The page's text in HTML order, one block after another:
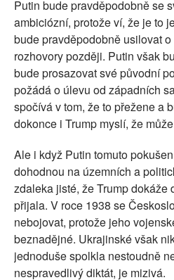
Putin bude pravděpodobně se
ambiciózní, protože ví, že je to
bude pravděpodobně usilovat
rozhovory později. Putin však
bude prosazovat své původní
požádá o úlevu od západních
spočívá v tom, že to přežene a
dokonce i Trump myslí, že
Ale i když Putin tomuto
dohodnou na územních a
zdaleka jisté, že Trump dokáže
přijala. V roce 1938 se
nebojovat, protože jeho
beznadějné. Ukrajinské však
jednoduše spolkla nestoudně
nespravedlivý diktát, je mizivá.